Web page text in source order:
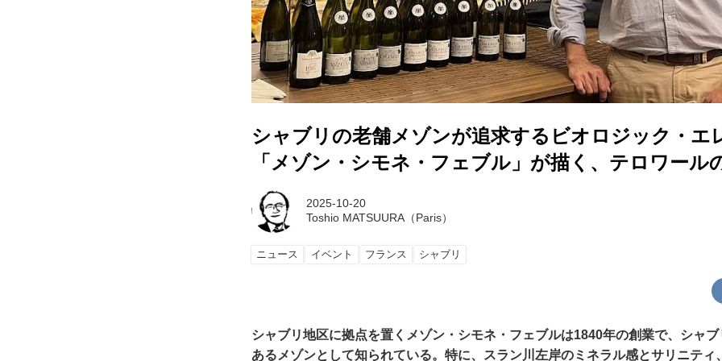
シャブリの老舗メゾンが追求するビオロジック・エ
「メゾン・シモネ・フェブル」が描く、テロワール
2025-10-20
Toshio MATSUURA（Paris）
ニュース イベント フランス シャブリ
シャブリ地区に拠点を置くメゾン・シモネ・フェブルは1840年の創業で、シャ
あるメゾンとして知られている。特に、スラン川左岸のミネラル感とサリニティ